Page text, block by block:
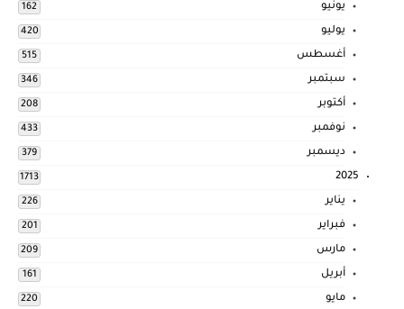
يونيو 162
يوليو 420
أغسطس 515
سبتمبر 346
أكتوبر 208
نوفمبر 433
ديسمبر 379
2025
1713
يناير 226
فبراير 201
مارس 209
أبريل 161
مايو 220